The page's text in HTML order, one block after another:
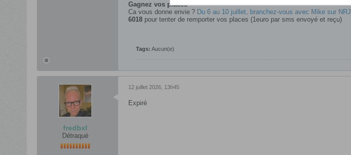
Gagnez vos places
Ca vous donne envie ?Du 6 au 10 juillet, branchez-vous avec Mike sur NRJ
6018 pour tenter de remporter vos places (1euro par sms envoyé et reçu)
Tags: Aucun(e)
fredbxl
Détraqué
12 juillet 2026, 13h45
Expiré